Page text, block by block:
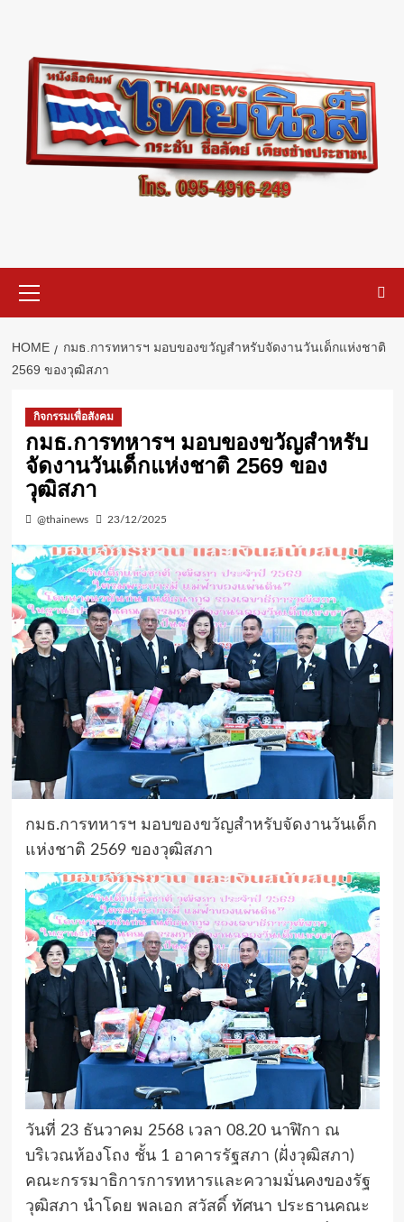
content
Menu
HOME
กมธ.การทหารฯ มอบของขวัญสำหรับจัดงานวันเด็กแห่งชาติ
2569 ของวุฒิสภา
กิจกรรมเพื่อสังคม
กมธ.การทหารฯ มอบของขวัญสำหรับ
จัดงานวันเด็กแห่งชาติ 2569 ของ
วุฒิสภา
@thainews 23/12/2025
กมธ.การทหารฯ มอบของขวัญสำหรับจัดงานวันเด็ก
แห่งชาติ 2569 ของวุฒิสภา
วันที่ 23 ธันวาคม 2568 เวลา 08.20 นาฬิกา ณ
บริเวณห้องโถง ชั้น 1 อาคารรัฐสภา (ฝั่งวุฒิสภา)
คณะกรรมาธิการการทหารและความมั่นคงของรัฐ
วุฒิสภา นำโดย พลเอก สวัสดิ์ ทัศนา ประธานคณะ